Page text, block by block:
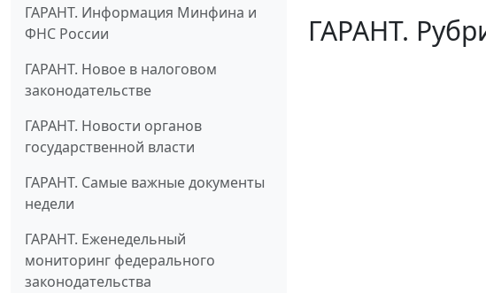
ГАРАНТ. Информация Минфина и
ФНС России
ГАРАНТ. Новое в налоговом
законодательстве
ГАРАНТ. Новости органов
государственной власти
ГАРАНТ. Самые важные документы
недели
ГАРАНТ. Еженедельный
мониторинг федерального
законодательства
ГАРАНТ.